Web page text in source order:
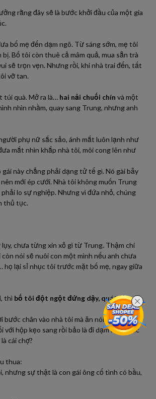
rằng đây sẽ là bước khởi đầu của một gia
bố mẹ đến dạm ngõ. Từ sáng sớm, mẹ tôi
Bố tôi còn thuê cả mâm quả, mua sẵn trà
sẽ trọn vẹn. Nhưng rồi, khi nhà trai đến, tất
vỡ tan.
túi quà. Mở ra là… hai nải chuối chín và một
nhìn nhầm, quay sang Trung, nhưng anh
phụ nữ sắc sảo, ánh mắt luôn lạnh như
mắt nhìn khắp nhà tôi, môi cong lên như
gái này chẳng phải dạng tử tế gì. Nó gài bẫy
mới ép cưới. Nhà tôi không muốn Trung
phải lo sự nghiệp. Nhưng vì đứa nhỏ, chúng
thủ tục.
chưa từng xin xỏ gì từ Trung. Thậm chí
nói sẽ nuôi con một mình nếu anh chưa
họ lại sỉ nhục tôi trước mặt bố mẹ, ngay giữa
thì bố tôi đột ngột đứng dậy, quát lớn:
bước chân vào nhà tôi mà ăn nói kiểu đó à?
với hộp kẹo sang rồi bảo là đi dạm ngõ? Các
cái chợ?
thua:
nhưng sự thật là con gái ông cố tình có bầu,